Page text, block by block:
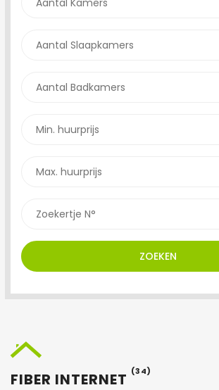
ZOEKEN
FIBER INTERNET (34)